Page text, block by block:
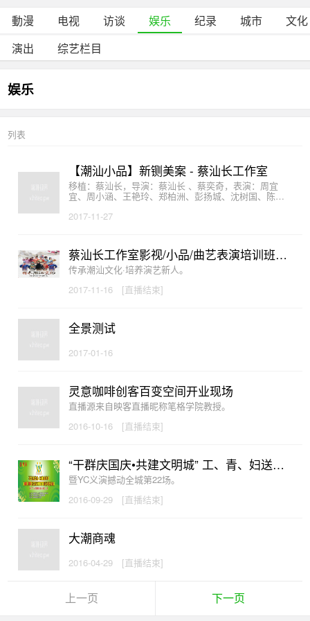
動漫 电视 访谈 娱乐 纪录 城市
文化
演出
综艺栏目
娱乐
列表
【潮汕小品】新铡美案 - 蔡汕长工作室
移植：蔡汕长，导演：蔡汕长 、蔡奕奇，表演：周宜
宜、周小涵、王艳玲、郑柏洲、彭扬城、沈树国、陈俊
汕长工作室影视/小品/曲艺表演培训班首届学员结业汇报
2017-11-27
蔡汕长工作室影视/小品/曲艺表演培训班首届学员结业汇报演出
传承潮汕文化·培养演艺新人。
2017-11-16
[直播结束]
全景测试
2017-01-16
灵意咖啡创客百变空间开业现场
直播源来自映客直播昵称笔格学院教授。
2016-10-16
[直播结束]
“干群庆国庆•共建文明城” 工、青、妇送戏进西郊社区文艺汇演
暨YC义演撼动全城第22场。
2016-09-29
[直播结束]
大潮商魂
2016-04-29 [直播结束]
上一页 下一页